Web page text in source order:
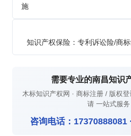
施
知识产权保险：专利诉讼险/商
需要专业的南昌知识
木标知识产权网 · 商标注册 / 版权
请 一站式服务
咨询电话： 17370888081 ·